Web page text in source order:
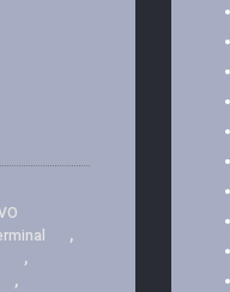
,
,
,